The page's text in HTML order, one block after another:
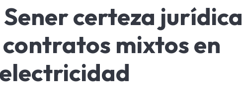
certeza jurídica
mixtos en
electricidad